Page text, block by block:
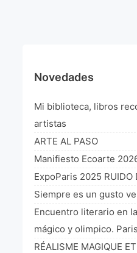
L’art Colombien à Paris
L’art Latino-américain à
Reflecting Source. NY
«Sincronías con sentido»
«Huellas trashumantes»
Novedades
Mi biblioteca, libros
artistas
ARTE AL PASO
Manifiesto Ecoarte
ExpoParis 2025 RUIDO
Siempre es un gusto
Encuentro literario en
mágico y olimpico.
RÉALISME MAGIQUE